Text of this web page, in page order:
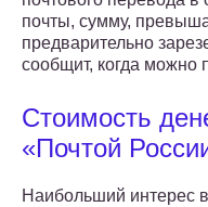
почты, сумму,
предварительно
сообщит, когда можно
Стоимость
«Почтой
Наибольший интерес